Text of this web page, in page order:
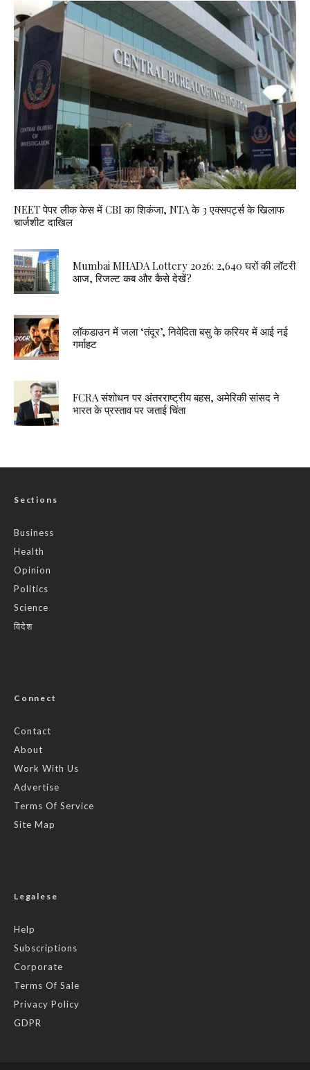
NEET पेपर लीक केस में CBI का शिकंजा, NTA के 3 एक्सपर्ट्स के खिलाफ
चार्जशीट दाखिल
Mumbai MHADA Lottery 2026: 2,640 घरों की लॉटरी
आज, रिजल्ट कब और कैसे देखें?
लॉकडाउन में जला ‘तंदूर’, निवेदिता बसु के करियर में आई नई
गर्माहट
FCRA संशोधन पर अंतरराष्ट्रीय बहस, अमेरिकी सांसद ने
भारत के प्रस्ताव पर जताई चिंता
Sections
Business
Health
Opinion
Politics
Science
विदेश
Connect
Contact
About
Work With Us
Advertise
Terms Of Service
Site Map
Legalese
Help
Subscriptions
Corporate
Terms Of Sale
Privacy Policy
GDPR